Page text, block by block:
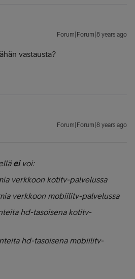
Forum|Forum|8 years ago
vastausta?
Forum|Forum|8 years ago
eivoi:
verkkoon kotitv-palvelussa
verkkoon mobiilitv-palvelussa
hd-tasoisena kotitv-
hd-tasoisena mobiilitv-